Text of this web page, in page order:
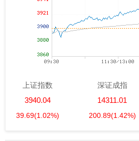
上证指数
3940.04
39.69(1.02%)
深证成指
14311.01
200.89(1.42%)